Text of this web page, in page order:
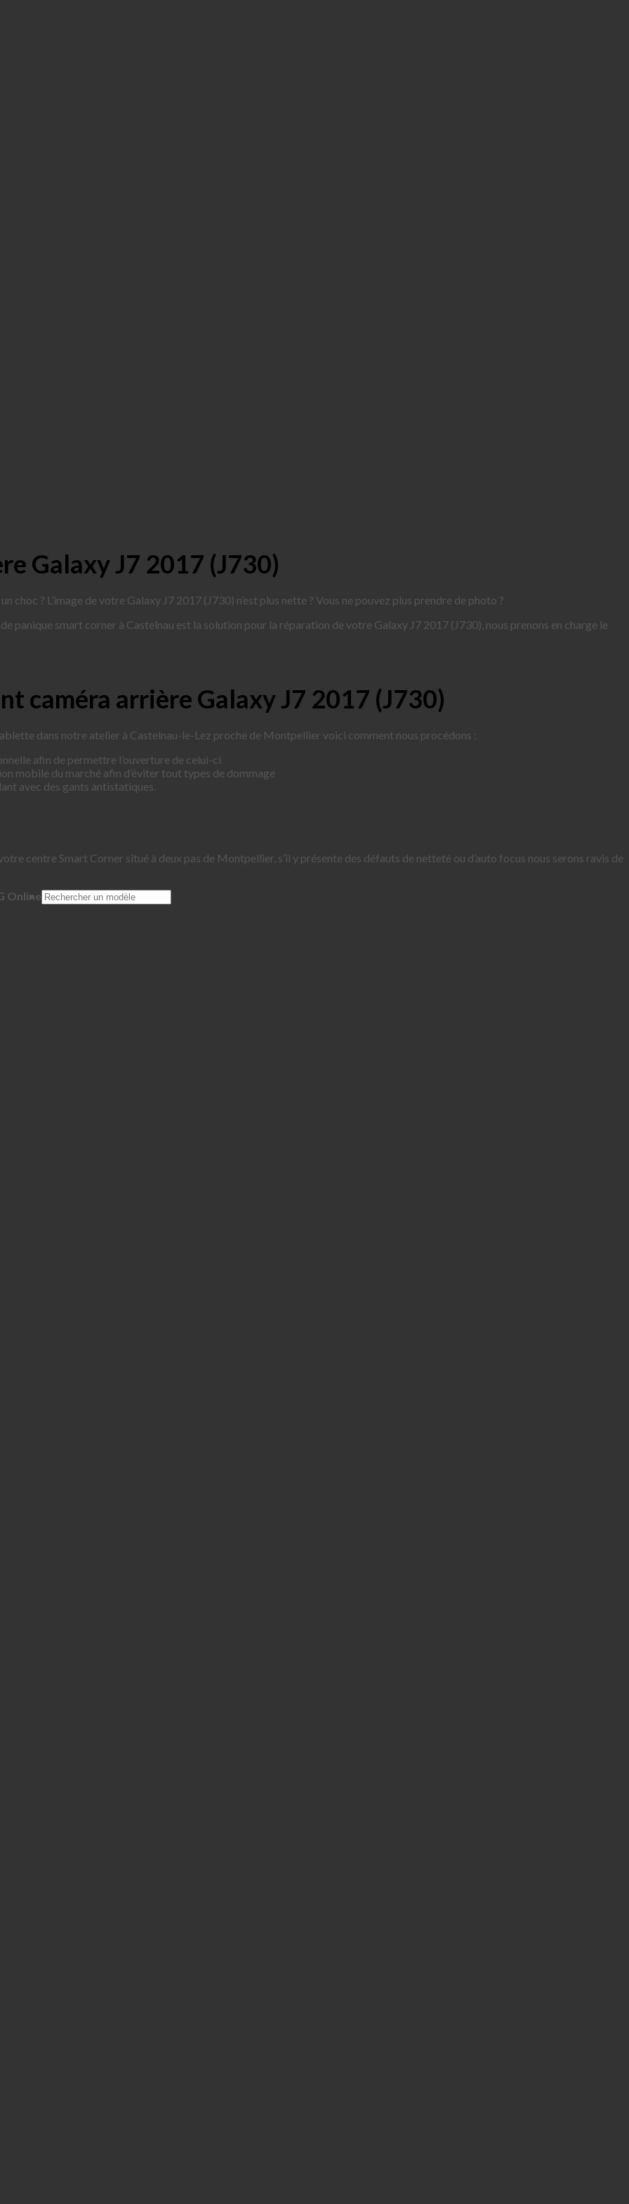
Galaxy J7 2017 (J730)
choc ? L’image de votre Galaxy J7 2017 (J730) n’est plus nette ? Vous ne pouvez plus prendre de photo ?
panique smart corner à Castelnau est la solution pour la réparation de votre Galaxy J7 2017 (J730), nous prenons en charge le
caméra arrière Galaxy J7 2017 (J730)
dans notre atelier à Castelnau-le-Lez proche de Montpellier voici comment nous procédons :
afin de permettre l’ouverture de celui-ci
mobile du marché afin d’éviter tout types de dommage
avec des gants antistatiques.
centre Smart Corner situé à deux pas de Montpellier, s’il y présente des défauts de netteté ou d’auto focus nous serons ravis de
Online